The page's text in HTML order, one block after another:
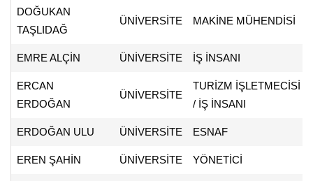
DOĞUKAN
TAŞLIDAĞ
ÜNİVERSİTE MAKİNE MÜHENDİSİ
EMRE ALÇİN ÜNİVERSİTE İŞ İNSANI
ERCAN
ERDOĞAN
ÜNİVERSİTE
TURİZM İŞLETMECİSİ
/ İŞ İNSANI
ERDOĞAN ULU ÜNİVERSİTE ESNAF
EREN ŞAHİN ÜNİVERSİTE YÖNETİCİ